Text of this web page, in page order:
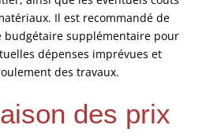
Il est recommandé de
budgétaire supplémentaire pour
dépenses imprévues et
des travaux.
des prix